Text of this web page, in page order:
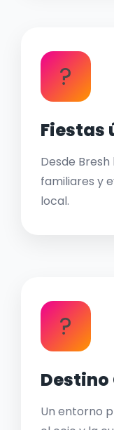
?
Fiestas
Desde
familiares y
local.
?
Un entorno